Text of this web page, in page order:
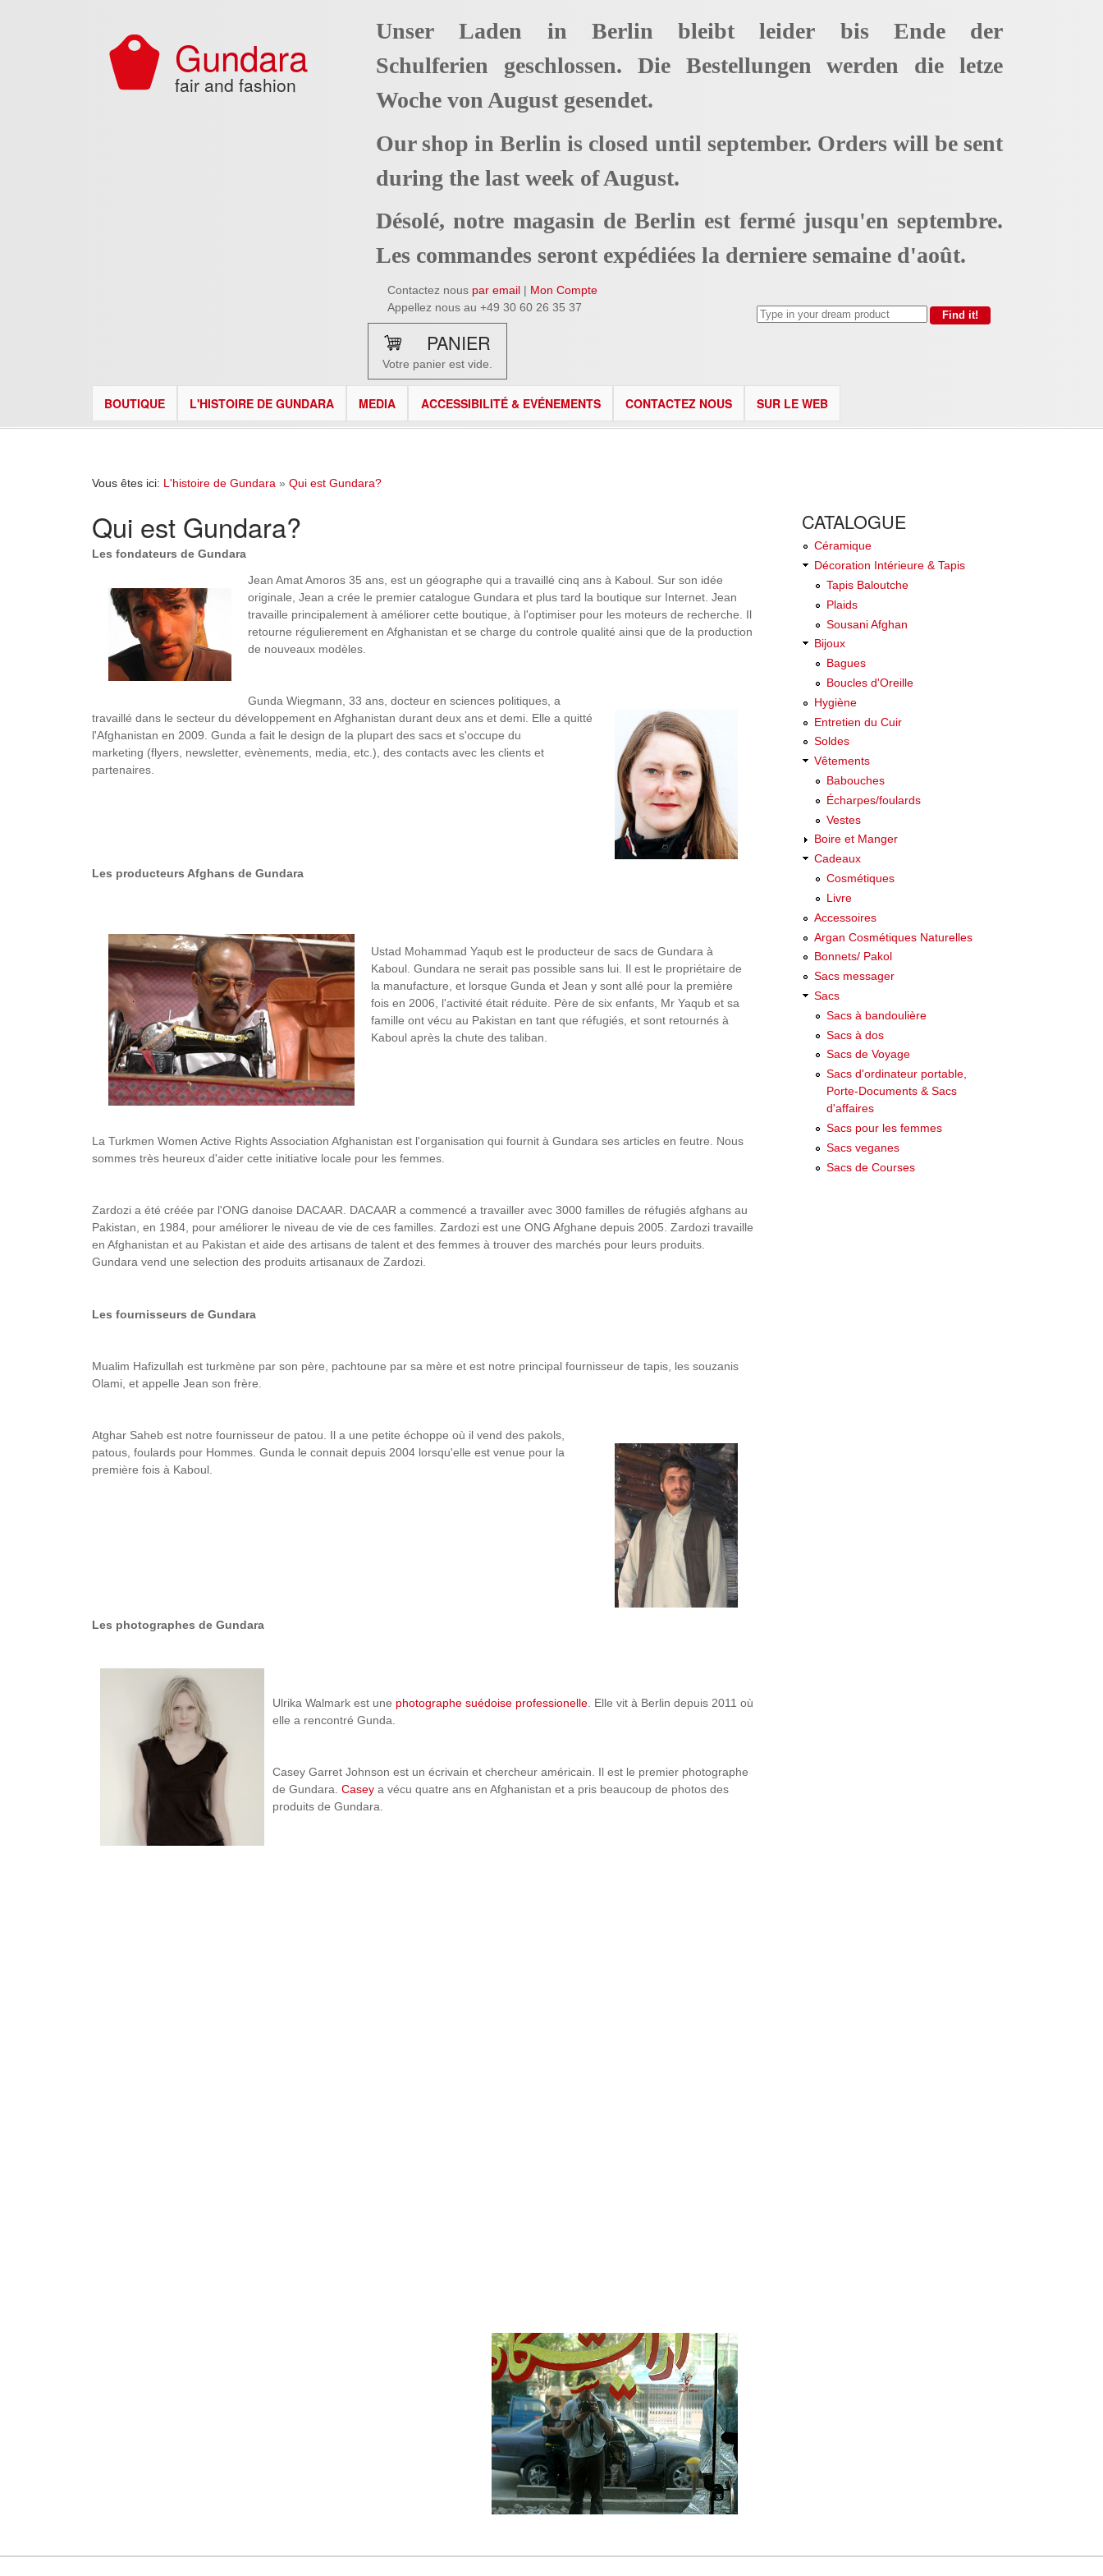
Gundara
fair and fashion
Unser Laden in Berlin bleibt leider bis Ende der
Schulferien geschlossen. Die Bestellungen werden die letze
Woche von August gesendet.
Our shop in Berlin is closed until september. Orders will be sent
during the last week of August.
Désolé, notre magasin de Berlin est fermé jusqu'en septembre.
Les commandes seront expédiées la derniere semaine d'août.
Contactez nous par email | Mon Compte
Appellez nous au +49 30 60 26 35 37
PANIER
Votre panier est vide.
BOUTIQUE L'HISTOIRE DE GUNDARA MEDIA ACCESSIBILITÉ & EVÉNEMENTS CONTACTEZ NOUS SUR LE WEB
Vous êtes ici: L'histoire de Gundara » Qui est Gundara?
Qui est Gundara?
Les fondateurs de Gundara
Jean Amat Amoros 35 ans, est un géographe qui a travaillé cinq ans à Kaboul. Sur son idée
originale, Jean a crée le premier catalogue Gundara et plus tard la boutique sur Internet. Jean
travaille principalement à améliorer cette boutique, à l'optimiser pour les moteurs de recherche. Il
retourne régulierement en Afghanistan et se charge du controle qualité ainsi que de la production
de nouveaux modèles.
Gunda Wiegmann, 33 ans, docteur en sciences politiques, a
travaillé dans le secteur du développement en Afghanistan durant deux ans et demi. Elle a quitté
l'Afghanistan en 2009. Gunda a fait le design de la plupart des sacs et s'occupe du
marketing (flyers, newsletter, evènements, media, etc.), des contacts avec les clients et
partenaires.
Les producteurs Afghans de Gundara
Ustad Mohammad Yaqub est le producteur de sacs de Gundara à
Kaboul. Gundara ne serait pas possible sans lui. Il est le propriétaire de
la manufacture, et lorsque Gunda et Jean y sont allé pour la première
fois en 2006, l'activité était réduite. Père de six enfants, Mr Yaqub et sa
famille ont vécu au Pakistan en tant que réfugiés, et sont retournés à
Kaboul après la chute des taliban.
La Turkmen Women Active Rights Association Afghanistan est l'organisation qui fournit à Gundara ses articles en feutre. Nous
sommes très heureux d'aider cette initiative locale pour les femmes.
Zardozi a été créée par l'ONG danoise DACAAR. DACAAR a commencé a travailler avec 3000 familles de réfugiés afghans au
Pakistan, en 1984, pour améliorer le niveau de vie de ces familles. Zardozi est une ONG Afghane depuis 2005. Zardozi travaille
en Afghanistan et au Pakistan et aide des artisans de talent et des femmes à trouver des marchés pour leurs produits.
Gundara vend une selection des produits artisanaux de Zardozi.
Les fournisseurs de Gundara
Mualim Hafizullah est turkmène par son père, pachtoune par sa mère et est notre principal fournisseur de tapis, les souzanis
Olami, et appelle Jean son frère.
Atghar Saheb est notre fournisseur de patou. Il a une petite échoppe où il vend des pakols,
patous, foulards pour Hommes. Gunda le connait depuis 2004 lorsqu'elle est venue pour la
première fois à Kaboul.
Les photographes de Gundara
Ulrika Walmark est une photographe suédoise professionelle . Elle vit à Berlin depuis 2011 où
elle a rencontré Gunda.
Casey Garret Johnson est un écrivain et chercheur américain. Il est le premier photographe
de Gundara. Casey a vécu quatre ans en Afghanistan et a pris beaucoup de photos des
produits de Gundara.
CATALOGUE
Céramique
Décoration Intérieure & Tapis
Tapis Baloutche
Plaids
Sousani Afghan
Bijoux
Bagues
Boucles d'Oreille
Hygiène
Entretien du Cuir
Soldes
Vêtements
Babouches
Écharpes/foulards
Vestes
Boire et Manger
Cadeaux
Cosmétiques
Livre
Accessoires
Argan Cosmétiques Naturelles
Bonnets/ Pakol
Sacs messager
Sacs
Sacs à bandoulière
Sacs à dos
Sacs de Voyage
Sacs d'ordinateur portable,
Porte-Documents & Sacs
d'affaires
Sacs pour les femmes
Sacs veganes
Sacs de Courses